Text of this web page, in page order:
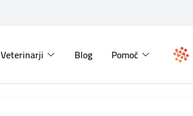
Veterinarji Blog Pomoč